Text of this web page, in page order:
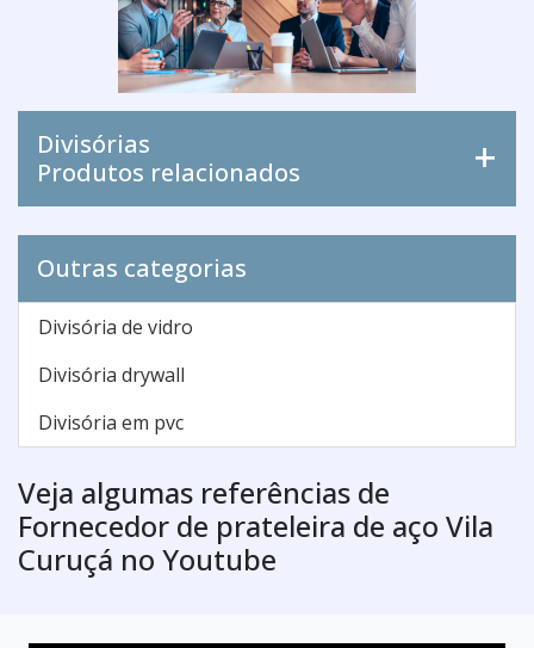
Divisórias
Produtos relacionados
Outras categorias
Divisória de vidro
Divisória drywall
Divisória em pvc
Veja algumas referências de
Fornecedor de prateleira de aço Vila
Curuçá no Youtube